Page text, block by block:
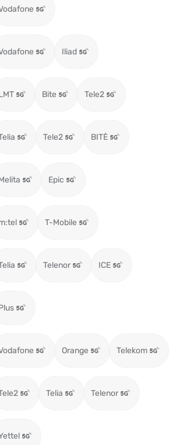
Iliad
Bite Tele2
Tele2 BITĖ
Epic
T-Mobile
Telenor ICE
Orange Telekom
Telia Telenor